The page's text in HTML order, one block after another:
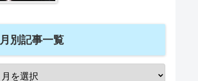
月別記事一覧